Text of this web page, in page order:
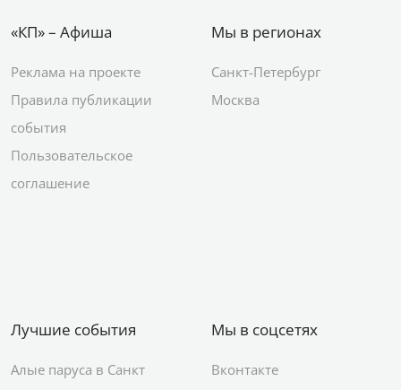
«КП» – Афиша
Реклама на проекте
Правила публикации
события
Пользовательское
соглашение
Мы в регионах
Санкт-Петербург
Москва
Лучшие события
Алые паруса в Санкт
Мы в соцсетях
Вконтакте